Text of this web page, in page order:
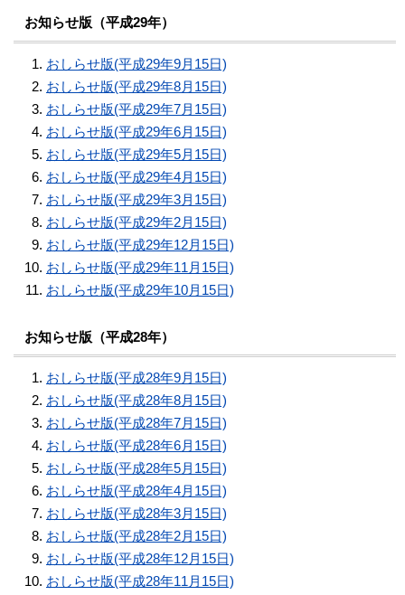
お知らせ版（平成29年）
おしらせ版(平成29年9月15日)
おしらせ版(平成29年8月15日)
おしらせ版(平成29年7月15日)
おしらせ版(平成29年6月15日)
おしらせ版(平成29年5月15日)
おしらせ版(平成29年4月15日)
おしらせ版(平成29年3月15日)
おしらせ版(平成29年2月15日)
おしらせ版(平成29年12月15日)
おしらせ版(平成29年11月15日)
おしらせ版(平成29年10月15日)
お知らせ版（平成28年）
おしらせ版(平成28年9月15日)
おしらせ版(平成28年8月15日)
おしらせ版(平成28年7月15日)
おしらせ版(平成28年6月15日)
おしらせ版(平成28年5月15日)
おしらせ版(平成28年4月15日)
おしらせ版(平成28年3月15日)
おしらせ版(平成28年2月15日)
おしらせ版(平成28年12月15日)
おしらせ版(平成28年11月15日)